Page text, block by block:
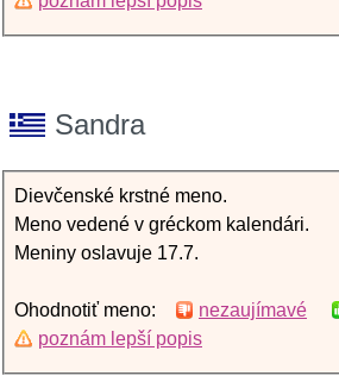
Sandra
Dievčenské krstné meno.
Meno vedené v gréckom kalendári.
Meniny oslavuje 17.7.
Ohodnotiť meno: nezaujímavé
poznám lepší popis